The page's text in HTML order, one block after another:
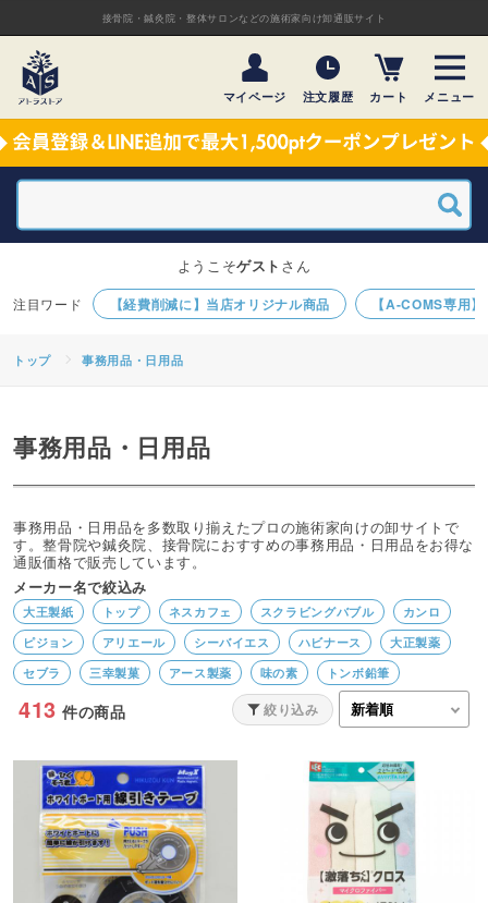
接骨院・鍼灸院・整体サロンなどの施術家向け卸通販サイト
マイページ 注文履歴 カート メニュー
【経費削減に】当店オリジナル商品 【A-COMS専用
ようこそゲスト さん
トップ 事務用品・日用品
事務用品・日用品
事務用品・日用品を多数取り揃えたプロの施術家向けの卸サイトで
す。整骨院や鍼灸院、接骨院におすすめの事務用品・日用品をお得な
通販価格で販売しています。
メーカー名で絞込み
大王製紙 トップ ネスカフェ スクラビングバブル
カンロ
ピジョン
アリエール シーバイエス ハビナース
大正製薬
セブラ
三幸製菓 アース製薬 味の素
トンボ鉛筆
ルック・ルックプラス
カビキラー
パイロット
ブラザー
LION Finoa／フィノア
3M／スリーエム
オオサキメディカル
ニチバン
Canon
EPSON
413 件の商品 絞り込み